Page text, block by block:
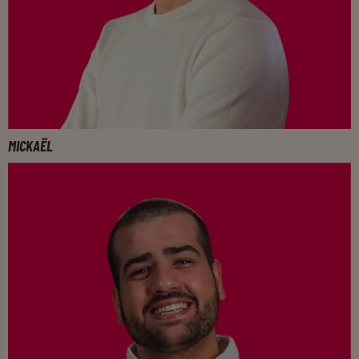
MICKAËL